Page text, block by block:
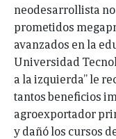
neodesarrollista
prometidos
avanzados en la
Universidad
a la izquierda” le
tantos beneficios
agroexportador
y dañó los cursos